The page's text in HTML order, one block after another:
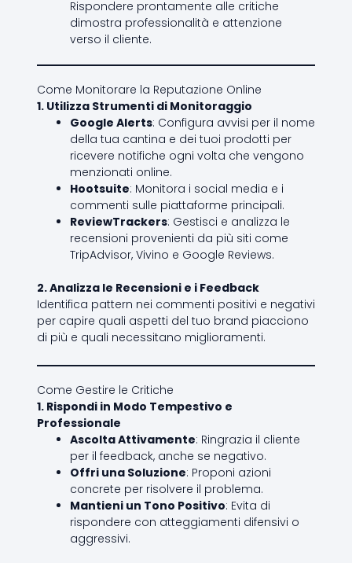
Rispondere prontamente alle critiche
dimostra professionalità e attenzione
verso il cliente.
Come Monitorare la Reputazione Online
1. Utilizza Strumenti di Monitoraggio
Google Alerts: Configura avvisi per il nome
della tua cantina e dei tuoi prodotti per
ricevere notifiche ogni volta che vengono
menzionati online.
Hootsuite: Monitora i social media e i
commenti sulle piattaforme principali.
ReviewTrackers: Gestisci e analizza le
recensioni provenienti da più siti come
TripAdvisor, Vivino e Google Reviews.
2. Analizza le Recensioni e i Feedback
Identifica pattern nei commenti positivi e negativi
per capire quali aspetti del tuo brand piacciono
di più e quali necessitano miglioramenti.
Come Gestire le Critiche
1. Rispondi in Modo Tempestivo e
Professionale
Ascolta Attivamente: Ringrazia il cliente
per il feedback, anche se negativo.
Offri una Soluzione: Proponi azioni
concrete per risolvere il problema.
Mantieni un Tono Positivo: Evita di
rispondere con atteggiamenti difensivi o
aggressivi.